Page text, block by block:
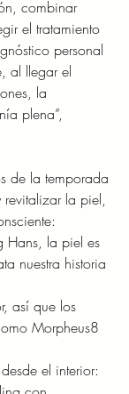
el tratamiento
personal
al llegar el
la
plena”,
de la temporada
la piel,
Hans, la piel es
nuestra historia
así que los
Morpheus8
el interior: